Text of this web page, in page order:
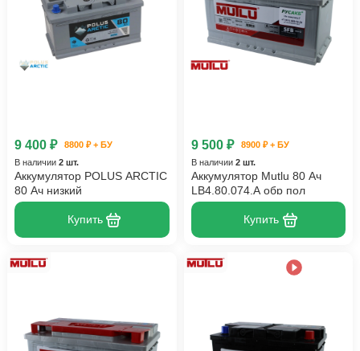
9 400 ₽
8800 ₽ + БУ
В наличии 2 шт.
Аккумулятор POLUS ARCTIC
80 Ач низкий
Купить
9 500 ₽
8900 ₽ + БУ
В наличии 2 шт.
Аккумулятор Mutlu 80 Ач
LB4.80.074.A обр пол
Купить